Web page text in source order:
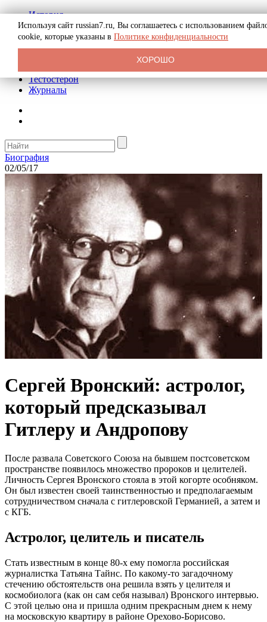
История
Биография
Криминал
Реклама на сайте
Тестостерон
Журналы
Биография
02/05/17
Сергей Вронский: астролог,
который предсказывал
Гитлеру и Андропову
После развала Советского Союза на бывшем постсоветском
пространстве появилось множество пророков и целителей.
Личность Сергея Вронского стояла в этой когорте особняком.
Он был известен своей таинственностью и предполагаемым
сотрудничеством сначала с гитлеровской Германией, а затем и
с КГБ.
Астролог, целитель и писатель
Стать известным в конце 80-х ему помогла российская
журналистка Татьяна Тайнс. По какому-то загадочному
стечению обстоятельств она решила взять у целителя и
космобиолога (как он сам себя называл) Вронского интервью.
С этой целью она и пришла одним прекрасным днем к нему
на московскую квартиру в районе Орехово-Борисово.
Используя сайт russian7.ru, Вы соглашаетесь с использованием
cookie, которые указаны в Политике конфиденциальности
ХОРОШО